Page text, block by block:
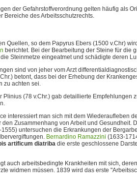
der Gefahrstoffverordnung gelten häufig als
Bereiche des Arbeitsschutzrechts.
Quellen, so dem Papyrus Ebers (1500 v.Chr)
berichtet. Bei der Bearbeitung der Steine für die
Steinmetze eingeatmet und schädigte deren
sind von jeher vom Arzt
betont, dass bei der Erhebung der
zu achten sei.
Plinius (78 v.Chr.) gab detaillierte Empfehlungen
interessiert man sich mit dem Wiederaufleben
den Zusammenhang von Arbeit und Gesundheit.
untersuchen die Erkrankungen der
Bernardino Ramazzini (1633-
artificum diatriba die erste geschlossene
auch arbeitsbedingte Krankheiten mit sich,
widmen müssen. 1839 wird das erste